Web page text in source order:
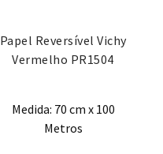
Papel Reversível Vichy
Vermelho PR1504
Medida: 70 cm x 100
Metros